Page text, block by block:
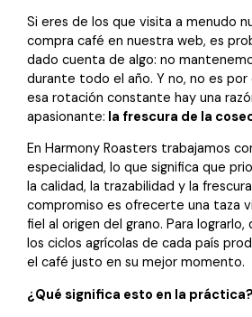
Si eres de los que visita a menudo
compra café en nuestra web, es
dado cuenta de algo: no
durante todo el año. Y no, no es
esa rotación constante hay una
apasionante: la frescura de la
En Harmony Roasters trabajamos
especialidad, lo que significa que
la calidad, la trazabilidad y la
compromiso es ofrecerte una taza
fiel al origen del grano. Para
los ciclos agrícolas de cada país
el café justo en su mejor momento.
¿Qué significa esto en la práctica?